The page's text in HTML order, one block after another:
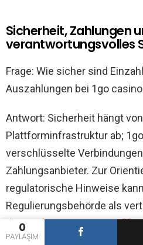
0
PAYLAŞIM
Sicherheit, Zahlungen
verantwortungsvolles
Frage: Wie sicher sind
Auszahlungen bei 1go
Antwort: Sicherheit hängt
Plattforminfrastruktur ab;
verschlüsselte
Zahlungsanbieter. Zur
regulatorische Hinweise
Regulierungsbehörde als
dienen: https://
die Informationen zu